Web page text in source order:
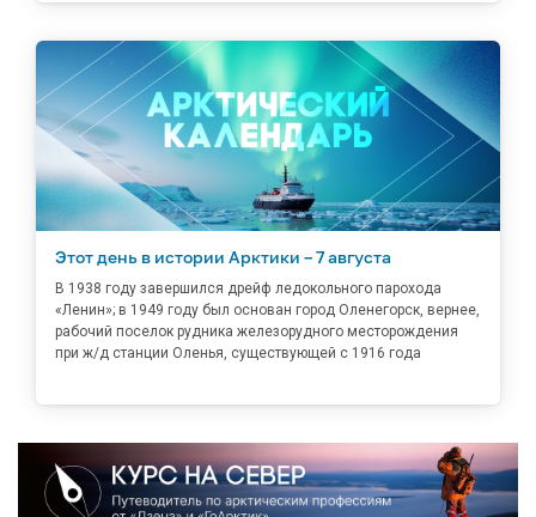
Этот день в истории Арктики – 7 августа
В 1938 году завершился дрейф ледокольного парохода
«Ленин»; в 1949 году был основан город Оленегорск, вернее,
рабочий поселок рудника железорудного месторождения
при ж/д станции Оленья, существующей с 1916 года